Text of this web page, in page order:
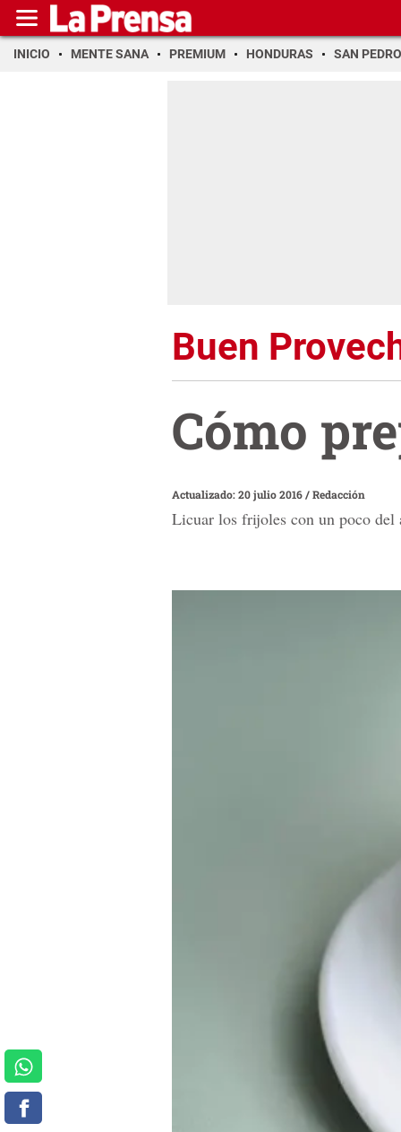
INICIO MENTE SANA PREMIUM HONDURAS SAN PEDRO
Buen
Cómo
Actualizado: 20 julio 2016/Redacción
Licuar los frijoles con un poco del